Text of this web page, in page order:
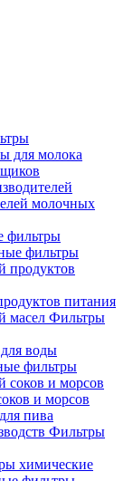
для молока
молочных
фильтры
фильтры
питания
Фильтры
воды
фильтры
и морсов
пива
Фильтры
химические